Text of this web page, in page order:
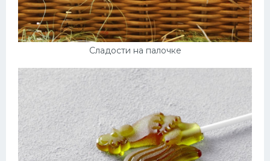
Сладости на палочке